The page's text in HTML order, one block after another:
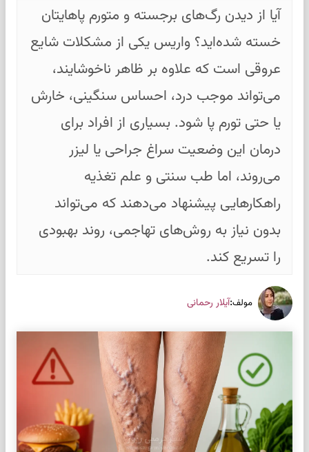
آیا از دیدن رگ‌های برجسته و متورم پاهایتان
خسته شده‌اید؟ واریس یکی از مشکلات شایع
عروقی است که علاوه بر ظاهر ناخوشایند،
می‌تواند موجب درد، احساس سنگینی، خارش
یا حتی تورم پا شود. بسیاری از افراد برای
درمان این وضعیت سراغ جراحی یا لیزر
می‌روند، اما طب سنتی و علم تغذیه
راهکارهایی پیشنهاد می‌دهند که می‌تواند
بدون نیاز به روش‌های تهاجمی، روند بهبودی
را تسریع کند.
مولف:آیلار رحمانی